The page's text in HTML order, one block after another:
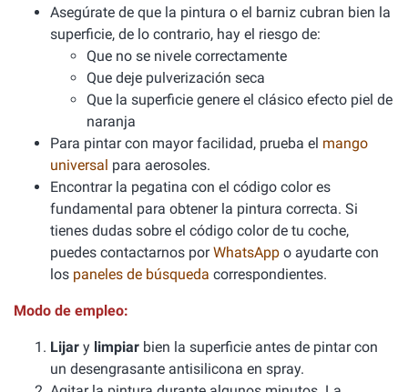
Asegúrate de que la pintura o el barniz cubran bien la
superficie, de lo contrario, hay el riesgo de:
Que no se nivele correctamente
Que deje pulverización seca
Que la superficie genere el clásico efecto piel de
naranja
Para pintar con mayor facilidad, prueba el mango
universal para aerosoles.
Encontrar la pegatina con el código color es
fundamental para obtener la pintura correcta. Si
tienes dudas sobre el código color de tu coche,
puedes contactarnos porWhatsApp o ayudarte con
los paneles de búsqueda correspondientes.
Modo de empleo:
Lijar y limpiar bien la superficie antes de pintar con
un desengrasante antisilicona en spray.